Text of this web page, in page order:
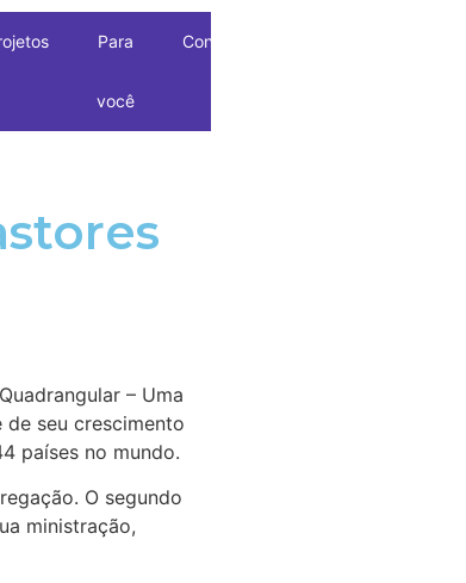
Para
você
Contato
– Uma
seu crescimento
países no mundo.
O segundo
ministração,